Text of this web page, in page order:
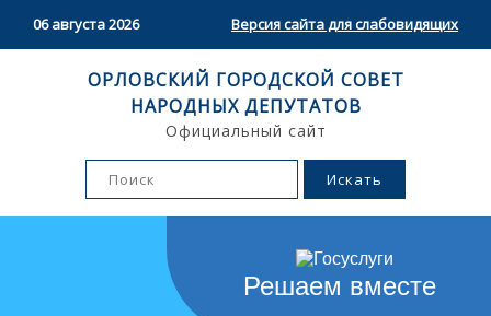
06 августа 2026 Версия сайта для слабовидящих
ОРЛОВСКИЙ ГОРОДСКОЙ СОВЕТ
НАРОДНЫХ ДЕПУТАТОВ
Официальный сайт
Решаем вместе